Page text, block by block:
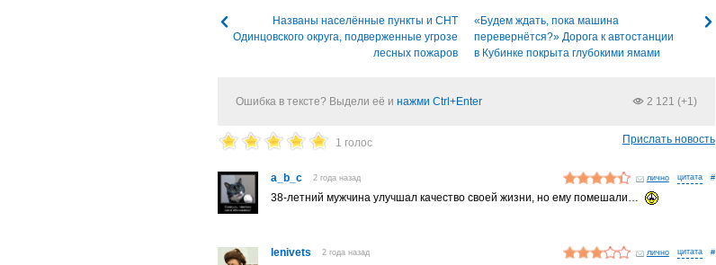
Названы населённые пункты и СНТ
Одинцовского округа, подверженные угрозе
лесных пожаров
«Будем ждать, пока машина
перевернётся?» Дорога к автостанции
в Кубинке покрыта глубокими ямами
Ошибка в тексте? Выдели её и нажми Ctrl+Enter 2 121 (+1)
1 голос Прислать новость
a_b_c 2 года назад лично #
38-летний мужчина улучшал качество своей жизни, но ему помешали…
lenivets 2 года назад лично #